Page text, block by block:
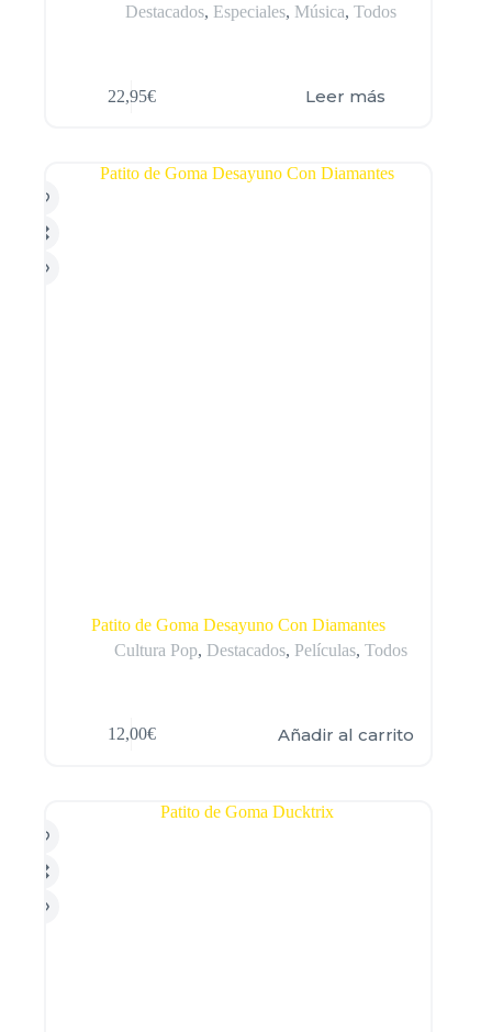
Destacados, Especiales, Música, Todos
22,95€ Leer más
Patito de Goma Desayuno Con Diamantes
Cultura Pop, Destacados, Películas, Todos
12,00€ Añadir al carrito